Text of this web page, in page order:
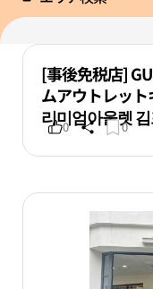
[事後免税店]
ムアウトレッ
리미엄아울렛
0 0